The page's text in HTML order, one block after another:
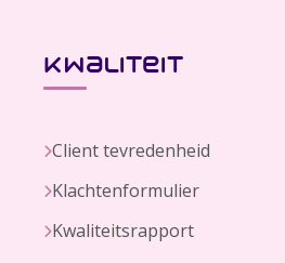
kwaliteit
Client tevredenheid
Klachtenformulier
Kwaliteitsrapport